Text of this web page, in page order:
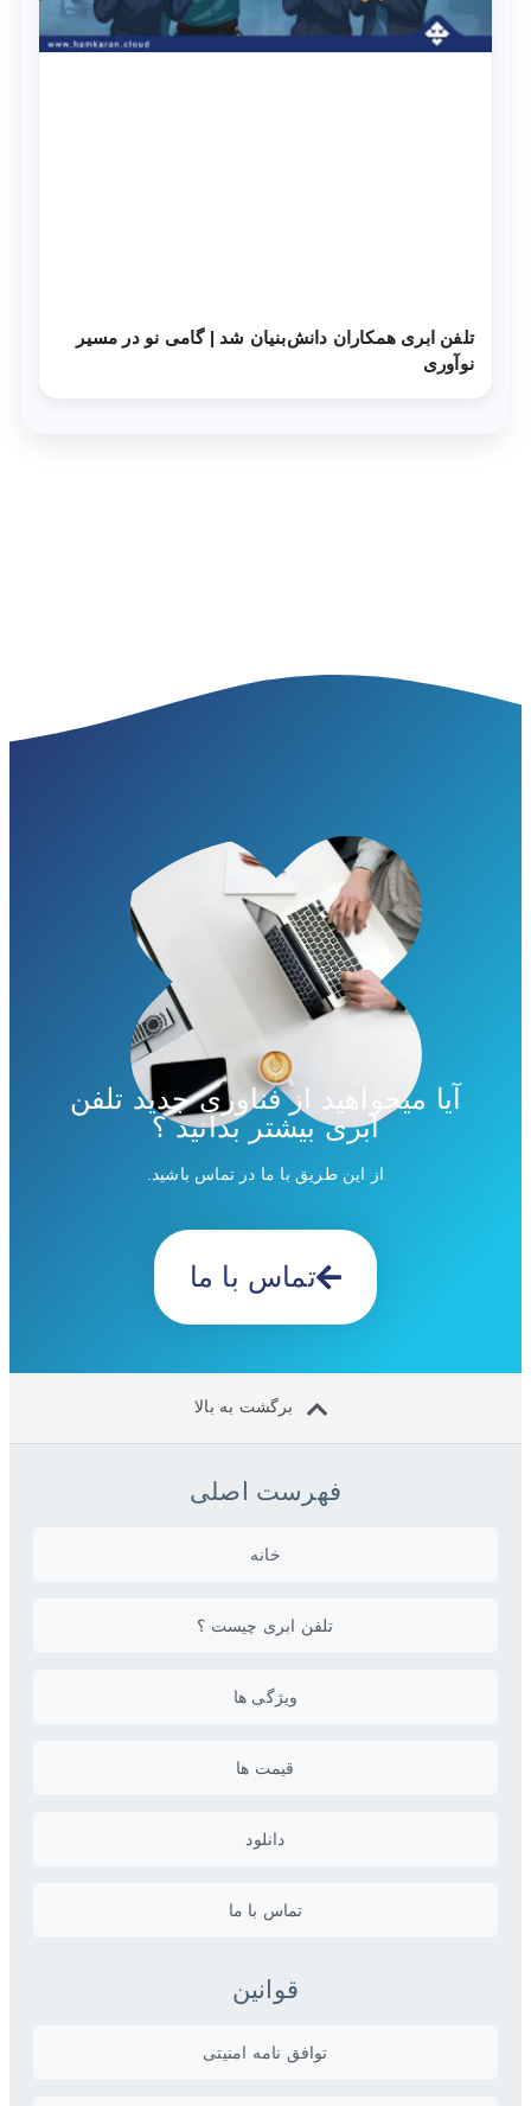
تلفن ابری همکاران دانش‌‌بنیان شد | گامی نو در مسیر
نوآوری
آیا میخواهید از فناوری جدید تلفن
ابری بیشتر بدانید ؟
از این طریق با ما در تماس باشید.
تماس با ما
برگشت به بالا
فهرست اصلی
خانه
تلفن ابری چیست ؟
ویژگی ها
قیمت ها
دانلود
تماس با ما
قوانین
توافق نامه امنیتی